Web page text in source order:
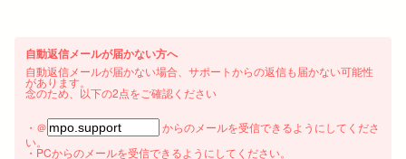
自動返信メールが届かない方へ
自動返信メールが届かない場合、サポートからの返信も届かない可能性
があります。
念のため、以下の2点をご確認ください
・＠
からのメールを受信できるようにしてくださ
い。
・PCからのメールを受信できるようにしてください。